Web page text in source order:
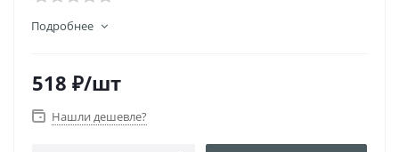
Подробнее
518 ₽/шт
Нашли дешевле?